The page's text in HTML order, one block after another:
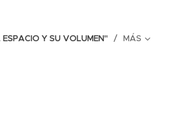
ESPACIO Y SU VOLUMEN" MÁS